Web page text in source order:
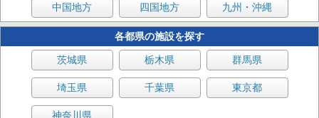
中国地方 四国地方 九州・沖縄
各都県の施設を探す
茨城県 栃木県 群馬県
埼玉県 千葉県 東京都
神奈川県